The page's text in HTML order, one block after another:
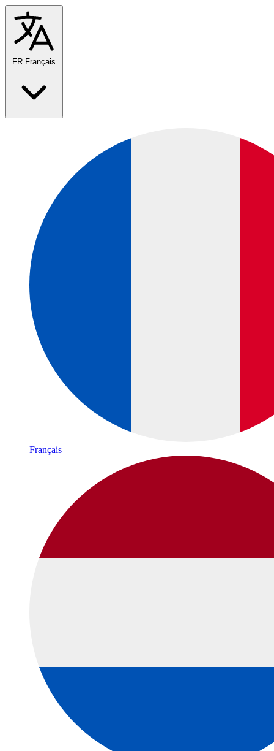
FR Français
Français